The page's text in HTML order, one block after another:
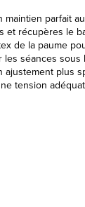
parfait
récupères le
de la paume
séances
plus
tension